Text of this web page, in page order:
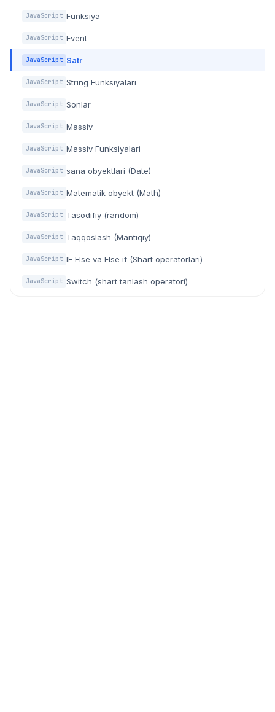
JavaScript Funksiya
JavaScript Event
JavaScript Satr
JavaScript String Funksiyalari
JavaScript Sonlar
JavaScript Massiv
JavaScript Massiv Funksiyalari
JavaScript sana obyektlari (Date)
JavaScript Matematik obyekt (Math)
JavaScript Tasodifiy (random)
JavaScript Taqqoslash (Mantiqiy)
JavaScript IF Else va Else if (Shart operatorlari)
JavaScript Switch (shart tanlash operatori)